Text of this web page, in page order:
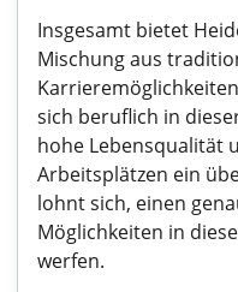
Insgesamt bietet
Mischung aus
sich beruflich in
hohe Lebensqualität
Arbeitsplätzen ein
lohnt sich, einen
Möglichkeiten in
werfen.